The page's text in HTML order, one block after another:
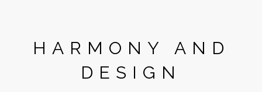
HARMONY AND
DESIGN